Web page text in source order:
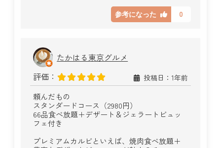
参考になった 0
たかはる東京グルメ
評価：
投稿日：1年前
頼んだもの
スタンダードコース（2980円）
66品食べ放題＋デザート＆ジェラートビュッ
フェ付き
プレミアムカルビといえば、焼肉食べ放題＋